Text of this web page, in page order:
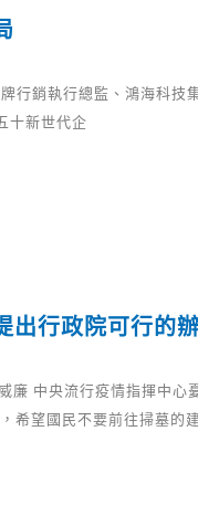
行銷執行總監、鴻海科技
十新世代企
出行政院可行的
中央流行疫情指揮中心
希望國民不要前往掃墓的